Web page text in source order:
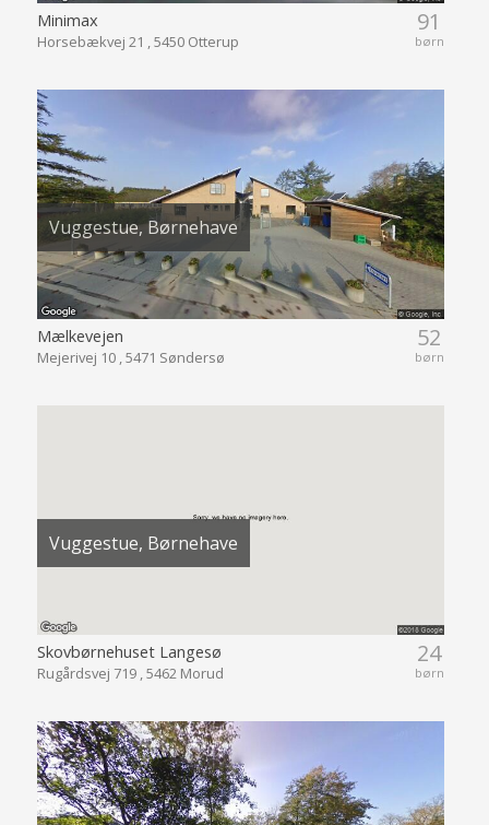
91
børn
Minimax
Horsebækvej 21 , 5450 Otterup
Vuggestue, Børnehave
52
børn
Mælkevejen
Mejerivej 10 , 5471 Søndersø
Vuggestue, Børnehave
24
børn
Skovbørnehuset Langesø
Rugårdsvej 719 , 5462 Morud